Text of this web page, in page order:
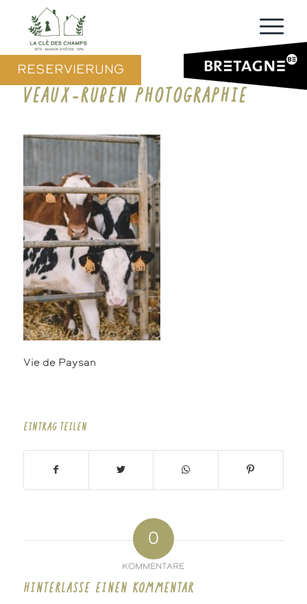
RESERVIERUNG
VEAUX-RUBEN PHOTOGRAPHIE
Vie de Paysan
EINTRAG TEILEN
0
KOMMENTARE
HINTERLASSE EINEN KOMMENTAR